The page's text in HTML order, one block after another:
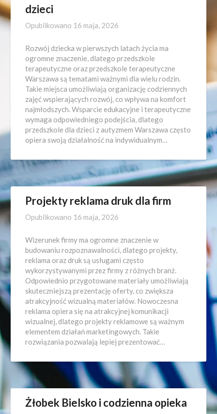
dzieci
Opublikowano 16 maja, 2026
Rozwój dziecka w pierwszych latach życia ma
ogromne znaczenie, dlatego przedszkole
terapeutyczne oraz przedszkole terapeutyczne
Warszawa są tematami ważnymi dla wielu rodzin.
Takie miejsca umożliwiają organizację codziennych
zajęć wspierających rozwój, co wpływa na komfort
najmłodszych. Wsparcie edukacyjne i terapeutyczne
wymaga odpowiedniego podejścia, dlatego
przedszkole dla dzieci z autyzmem Warszawa często
opiera swoją działalność na indywidualnym…
Projekty reklama druk dla firm
Opublikowano 16 maja, 2026
Wizerunek firmy ma ogromne znaczenie w
budowaniu rozpoznawalności, dlatego projekty,
reklama oraz druk są usługami często
wykorzystywanymi przez firmy z różnych branż.
Odpowiednio przygotowane materiały umożliwiają
skuteczniejszą prezentację oferty, co zwiększa
atrakcyjność wizualną materiałów. Nowoczesna
reklama opiera się na atrakcyjnej komunikacji
wizualnej, dlatego projekty reklamowe są ważnym
elementem działań marketingowych. Takie
rozwiązania pozwalają lepiej prezentować…
Żłobek Bielsko i codzienna opieka